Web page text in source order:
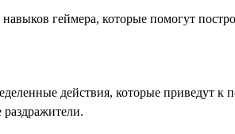
действия, которые приведут